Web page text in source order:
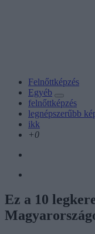
Felnőttképzés
Egyéb
felnőttképzés
legnépszerűbb
ikk
+0
Ez a 10